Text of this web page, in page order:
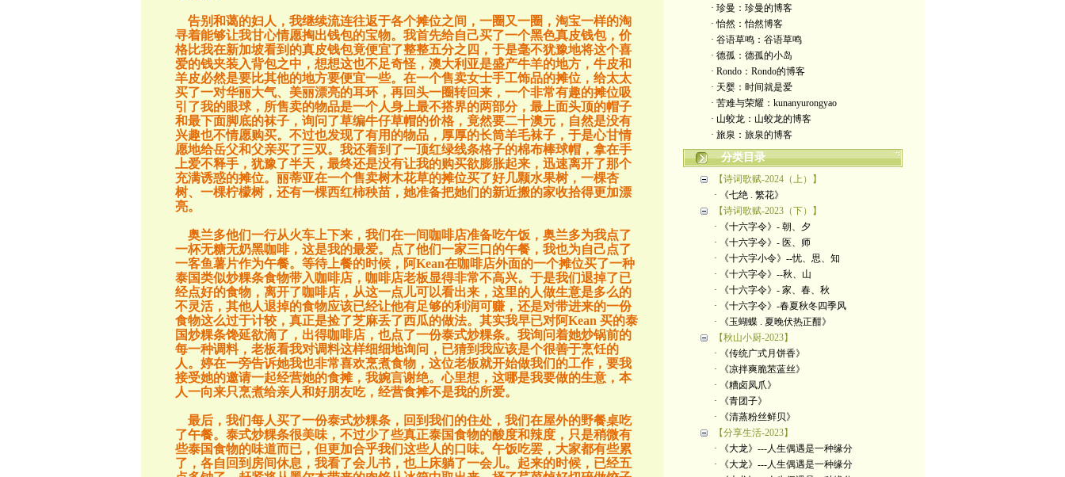
告别和蔼的妇人，我继续流连往返于各个摊位之间，一圈又一圈，淘宝一样的淘
寻着能够让我甘心情愿掏出钱包的宝物。我首先给自己买了一个黑色真皮钱包，价
格比我在新加坡看到的真皮钱包竟便宜了整整五分之四，于是毫不犹豫地将这个喜
爱的钱夹装入背包之中，想想这也不足奇怪，澳大利亚是盛产牛羊的地方，牛皮和
羊皮必然是要比其他的地方要便宜一些。在一个售卖女士手工饰品的摊位，给太太
买了一对华丽大气、美丽漂亮的耳环，再回头一圈转回来，一个非常有趣的摊位吸
引了我的眼球，所售卖的物品是一个人身上最不搭界的两部分，最上面头顶的帽子
和最下面脚底的袜子，询问了草编牛仔草帽的价格，竟然要二十澳元，自然是没有
兴趣也不情愿购买。不过也发现了有用的物品，厚厚的长筒羊毛袜子，于是心甘情
愿地给岳父和父亲买了三双。我还看到了一顶红绿线条格子的棉布棒球帽，拿在手
上爱不释手，犹豫了半天，最终还是没有让我的购买欲膨胀起来，迅速离开了那个
充满诱惑的摊位。丽蒂亚在一个售卖树木花草的摊位买了好几颗水果树，一棵杏
树、一棵柠檬树，还有一棵西红柿秧苗，她准备把她们的新近搬的家收拾得更加漂
亮。
奥兰多他们一行从火车上下来，我们在一间咖啡店准备吃午饭，奥兰多为我点了
一杯无糖无奶黑咖啡，这是我的最爱。点了他们一家三口的午餐，我也为自己点了
一客鱼薯片作为午餐。等待上餐的时候，阿Kean在咖啡店外面的一个摊位买了一种
泰国类似炒粿条食物带入咖啡店，咖啡店老板显得非常不高兴。于是我们退掉了已
经点好的食物，离开了咖啡店，从这一点儿可以看出来，这里的人做生意是多么的
不灵活，其他人退掉的食物应该已经让他有足够的利润可赚，还是对带进来的一份
食物这么过于计较，真正是捡了芝麻丢了西瓜的做法。其实我早已对阿Kean 买的泰
国炒粿条馋延欲滴了，出得咖啡店，也点了一份泰式炒粿条。我询问着她炒锅前的
每一种调料，老板看我对调料这样细细地询问，已猜到我应该是个很善于烹饪的
人。婷在一旁告诉她我也非常喜欢烹煮食物，这位老板就开始做我们的工作，要我
接受她的邀请一起经营她的食摊，我婉言谢绝。心里想，这哪是我要做的生意，本
人一向来只烹煮给亲人和好朋友吃，经营食摊不是我的所爱。
最后，我们每人买了一份泰式炒粿条，回到我们的住处，我们在屋外的野餐桌吃
了午餐。泰式炒粿条很美味，不过少了些真正泰国食物的酸度和辣度，只是稍微有
些泰国食物的味道而已，但更加合乎我们这些人的口味。午饭吃罢，大家都有些累
了，各自回到房间休息，我看了会儿书，也上床躺了一会儿。起来的时候，已经五
· 珍曼：珍曼的博客
· 怡然：怡然博客
· 谷语草鸣：谷语草鸣
· 德孤：德孤的小岛
· Rondo：Rondo的博客
· 天婴：时间就是爱
· 苦难与荣耀：kunanyurongyao
· 山蛟龙：山蛟龙的博客
· 旅泉：旅泉的博客
分类目录
【诗词歌赋-2024（上）】
· 《七绝 . 繁花》
【诗词歌赋-2023（下）】
· 《十六字令》- 朝、夕
· 《十六字令》- 医、师
· 《十六字小令》--忧、思、知
· 《十六字令》--秋、山
· 《十六字令》- 家、春、秋
· 《十六字令》-春夏秋冬四季风
· 《玉蝴蝶 . 夏晚伏热正酣》
【秋山小厨-2023】
· 《传统广式月饼香》
· 《凉拌爽脆苤蓝丝》
· 《糟卤凤爪》
· 《青团子》
· 《清蒸粉丝鲜贝》
【分享生活-2023】
· 《大龙》---人生偶遇是一种缘分
· 《大龙》---人生偶遇是一种缘分